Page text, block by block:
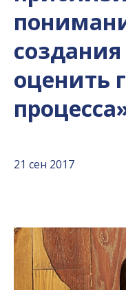
оценить
21 сен 2017